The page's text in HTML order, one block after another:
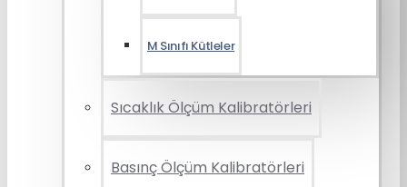
M Sınıfı Kütleler
Sıcaklık Ölçüm Kalibratörleri
Basınç Ölçüm Kalibratörleri